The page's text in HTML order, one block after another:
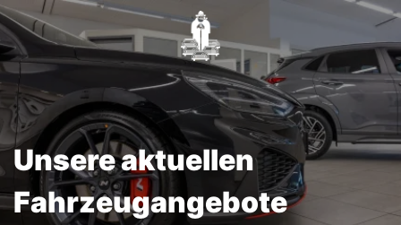
Unsere aktuellen
Fahrzeugangebote